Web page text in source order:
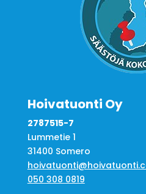
Hoivatuonti Oy
2787515-7
Lummetie 1
31400 Somero
050 308 0819